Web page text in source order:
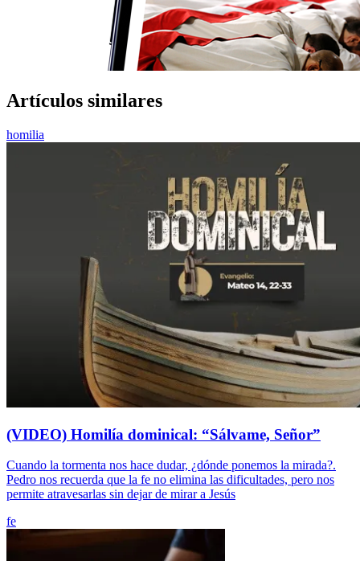
Artículos similares
homilia
(VIDEO) Homilía dominical: “Sálvame, Señor”
Cuando la tormenta nos hace dudar, ¿dónde ponemos la mirada?.
Pedro nos recuerda que la fe no elimina las dificultades, pero nos
permite atravesarlas sin dejar de mirar a Jesús
fe